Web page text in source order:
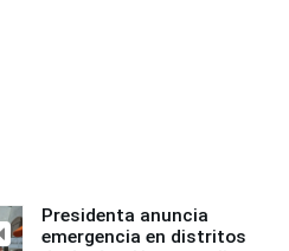
Presidenta anuncia
emergencia en distritos